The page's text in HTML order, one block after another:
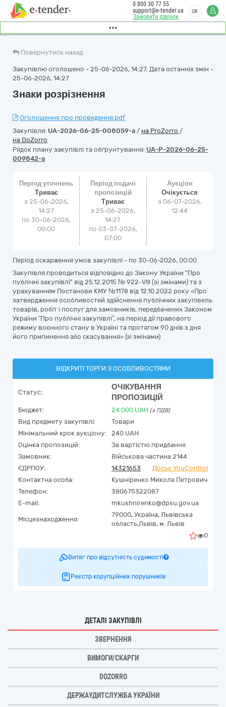
Замовити дзвінок
0 800 30 77 55
support@e-tender.ua
UK
Повернутись назад
Закупівлю оголошено - 25-06-2026, 14:27. Дата останніх змін -
25-06-2026, 14:27
Знаки розрізнення
Оголошення про проведення.pdf
Закупівля: UA-2026-06-25-008059-a / на ProZorro /
на DoZorro
Рядок плану закупівлі та обґрунтування: UA-P-2026-06-25-
009842-a
Період уточнень
Триває
з 25-06-2026,
14:27
по 30-06-2026,
00:00
Період подачі
пропозицій
Триває
з 25-06-2026,
14:27
по 03-07-2026,
07:00
Аукціон
Очікується
з 06-07-2026,
12:44
Період оскарження умов закупівлі - по 30-06-2026, 00:00
Закупівля проводиться відповідно до Закону України "Про
публічні закупівлі" від 25.12.2015 № 922-VIII (зі змінами) та з
урахуванням Постанови КМУ №1178 від 12.10.2022 року «Про
затвердження особливостей здійснення публічних закупівель
товарів, робіт і послуг для замовників, передбачених Законом
України “Про публічні закупівлі”, на період дії правового
режиму воєнного стану в Україні та протягом 90 днів з дня
його припинення або скасування» (зі змінами)
ВІДКРИТІ ТОРГИ З ОСОБЛИВОСТЯМИ
Статус:
ОЧІКУВАННЯ
ПРОПОЗИЦІЙ
Бюджет: 24 000 UAH (з ПДВ)
Вид предмету закупівлі:
Товари
Мінімальний крок аукціону:
240 UAH
Оцінка пропозицій:
За вартістю придбання
Замовник:
Військова частина 2144
ЄДРПОУ:
14321653
Досьє YouControl
Контактна особа:
Кушніренко Микола Петрович
Телефон:
380675322087
E-mail:
mkushnirenko@dpsu.gov.ua
Місцезнаходження:
79000, Україна, Львівська
область,Львів, м. Львів
0
Витяг про відсутність судимості
Реєстр корупційних порушників
ДЕТАЛІ ЗАКУПІВЛІ
ЗВЕРНЕННЯ
ВИМОГИ/СКАРГИ
DOZORRO
ДЕРЖАУДИТСЛУЖБА УКРАЇНИ